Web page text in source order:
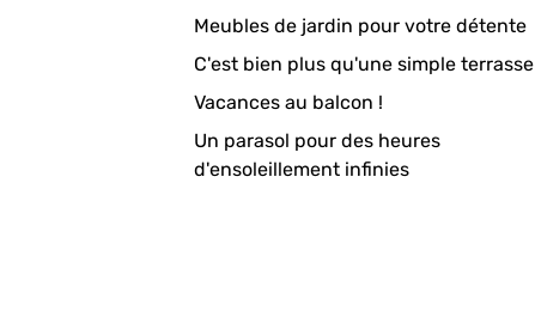
Meubles de jardin pour votre détente
C'est bien plus qu'une simple terrasse
Vacances au balcon !
Un parasol pour des heures
d'ensoleillement infinies